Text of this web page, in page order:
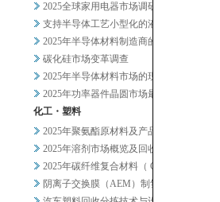
2025全球家用电器市场调研
支持半导体工艺小型化的液体过滤...
2025年半导体材料制造商的业...
碳化硅市场变革调查
2025年半导体材料市场的现状...
2025年功率器件晶圆市场最新...
化工・塑料
2025年聚氨酯原材料及产品市...
2025年溶剂市场概览及回收相...
2025年碳纤维复合材料（ C...
阴离子交换膜（AEM）制氢及其...